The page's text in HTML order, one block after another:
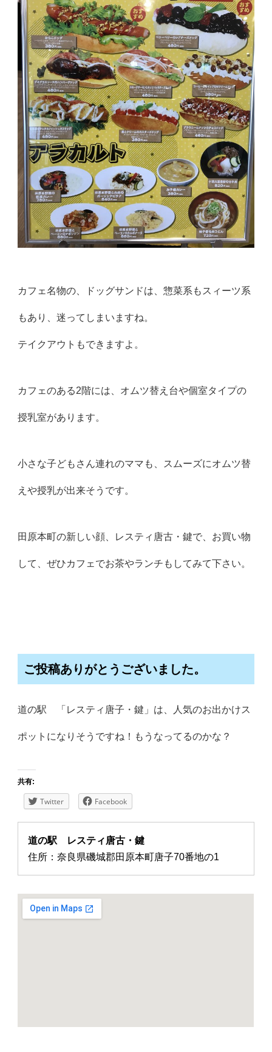
カフェ名物の、ドッグサンドは、惣菜系もスィーツ系
もあり、迷ってしまいますね。
テイクアウトもできますよ。
カフェのある2階には、オムツ替え台や個室タイプの
授乳室があります。
小さな子どもさん連れのママも、スムーズにオムツ替
えや授乳が出来そうです。
田原本町の新しい顔、レスティ唐古・鍵で、お買い物
して、ぜひカフェでお茶やランチもしてみて下さい。
ご投稿ありがとうございました。
道の駅 「レスティ唐子・鍵」は、人気のお出かけス
ポットになりそうですね！もうなってるのかな？
共有:
Twitter Facebook
道の駅 レスティ唐古・鍵
住所：奈良県磯城郡田原本町唐子70番地の1